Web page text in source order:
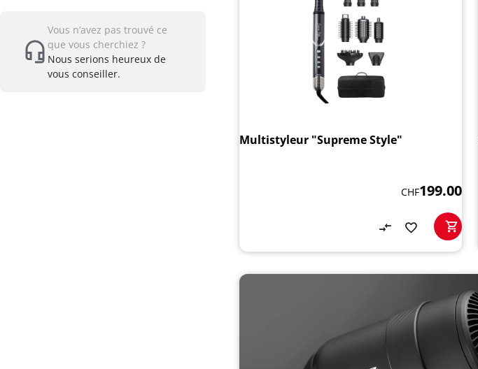
Vous n’avez pas trouvé ce
que vous cherchiez ?
Nous serions heureux de
vous conseiller.
Multistyleur "Supreme Style"
CHF199.00